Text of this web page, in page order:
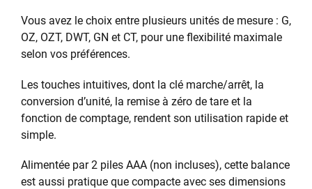
Vous avez le choix entre plusieurs unités de mesure : G,
OZ, OZT, DWT, GN et CT, pour une flexibilité maximale
selon vos préférences.
Les touches intuitives, dont la clé marche/arrêt, la
conversion d’unité, la remise à zéro de tare et la
fonction de comptage, rendent son utilisation rapide et
simple.
Alimentée par 2 piles AAA (non incluses), cette balance
est aussi pratique que compacte avec ses dimensions